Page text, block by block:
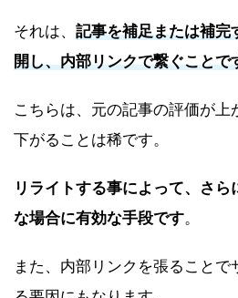
それは、 記事を補足または補完
開し、内部リンクで繋ぐことで
こちらは、元の記事の評価が上
下がることは稀です。
リライトする事によって、さ
な場合に有効な手段です。
また、内部リンクを張ること